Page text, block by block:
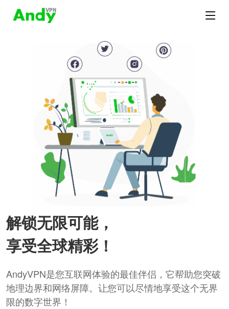
解锁无限可能，
享受全球精彩！
AndyVPN是您互联网体验的最佳伴侣，它帮助您突破
地理边界和网络屏障。让您可以尽情地享受这个无界
限的数字世界！